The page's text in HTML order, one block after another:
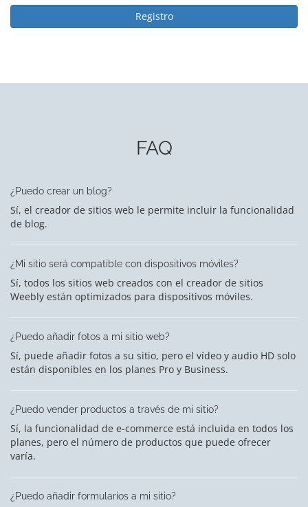
Registro
FAQ
¿Puedo crear un blog?
Sí, el creador de sitios web le permite incluir la funcionalidad
de blog.
¿Mi sitio será compatible con dispositivos móviles?
Sí, todos los sitios web creados con el creador de sitios
Weebly están optimizados para dispositivos móviles.
¿Puedo añadir fotos a mi sitio web?
Sí, puede añadir fotos a su sitio, pero el vídeo y audio HD solo
están disponibles en los planes Pro y Business.
¿Puedo vender productos a través de mi sitio?
Sí, la funcionalidad de e-commerce está incluida en todos los
planes, pero el número de productos que puede ofrecer
varía.
¿Puedo añadir formularios a mi sitio?